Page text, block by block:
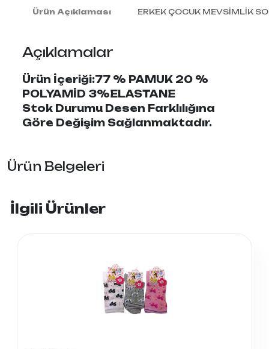
Ürün Açıklaması ERKEK ÇOCUK MEVSİMLİK
Açıklamalar
Ürün İçeriği:77 % PAMUK 20 %
POLYAMİD 3%ELASTANE
Stok Durumu Desen Farklılığına
Göre Değişim Sağlanmaktadır.
Ürün Belgeleri
İlgili Ürünler